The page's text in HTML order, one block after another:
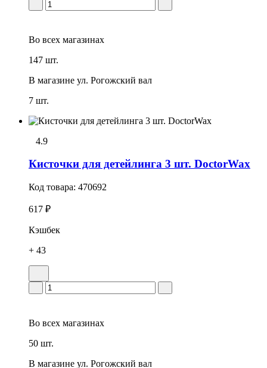
Во всех магазинах
147 шт.
В магазине ул. Рогожский вал
7 шт.
4.9
Кисточки для детейлинга 3 шт. DoctorWax
Код товара: 470692
617 ₽
Кэшбек
+ 43
Во всех магазинах
50 шт.
В магазине ул. Рогожский вал